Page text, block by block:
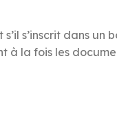
s’inscrit dans un
à la fois les